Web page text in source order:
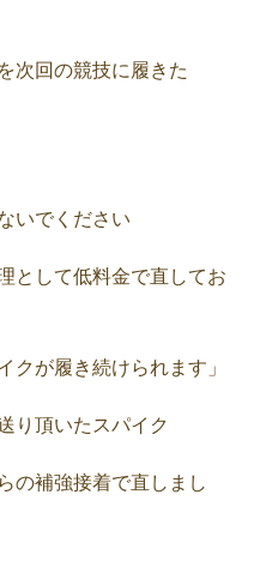
次回の競技に履きた
いでください
として低料金で直してお
クが履き続けられます」
り頂いたスパイク
の補強接着で直しまし